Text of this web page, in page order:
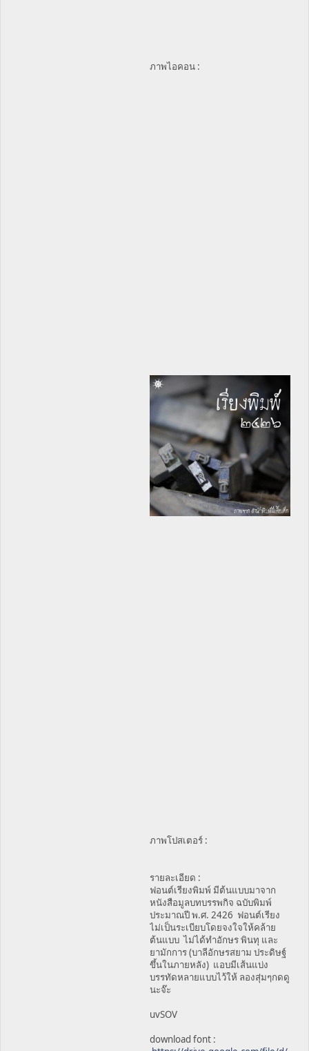
ภาพไอคอน :
ภาพโปสเตอร์ :
รายละเอียด :
ฟอนต์เรียงพิมพ์ มีต้นแบบมาจาก
หนังสือมูลบทบรรพกิจ ฉบับพิมพ์
ประมาณปี พ.ศ. 2426 ฟอนต์เรียง
ไม่เป็นระเบียบโดยจงใจให้คล้าย
ต้นแบบ ไม่ได้ทำอักษร พินทุ และ
ยามักการ (บาลีอักษรสยาม ประดิษฐ์
ขึ้นในภายหลัง) แอบมีเส้นแบ่ง
บรรทัดหลายแบบไว้ให้ ลองสุ่มๆกดดู
นะจ๊ะ
uvSOV
download font :